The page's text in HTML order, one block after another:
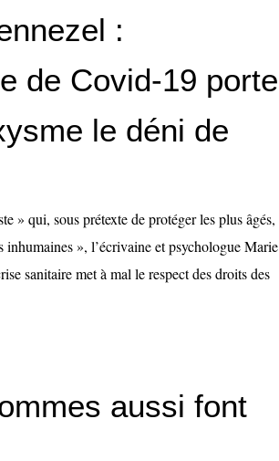
:
de Covid-19 porte
le déni de
» qui, sous prétexte de protéger les plus âgés,
», l’écrivaine et psychologue Marie
sanitaire met à mal le respect des droits des
aussi font